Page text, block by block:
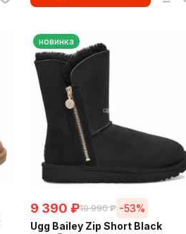
новинка
9 390 ₽19 990 ₽ -53%
Ugg Bailey Zip Short Black